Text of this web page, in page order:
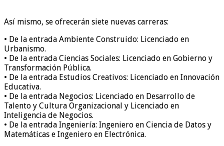
Así mismo, se ofrecerán siete nuevas carreras:
• De la entrada Ambiente Construido: Licenciado en
Urbanismo.
• De la entrada Ciencias Sociales: Licenciado en Gobierno y
Transformación Pública.
• De la entrada Estudios Creativos: Licenciado en Innovación
Educativa.
• De la entrada Negocios: Licenciado en Desarrollo de
Talento y Cultura Organizacional y Licenciado en
Inteligencia de Negocios.
• De la entrada Ingeniería: Ingeniero en Ciencia de Datos y
Matemáticas e Ingeniero en Electrónica.